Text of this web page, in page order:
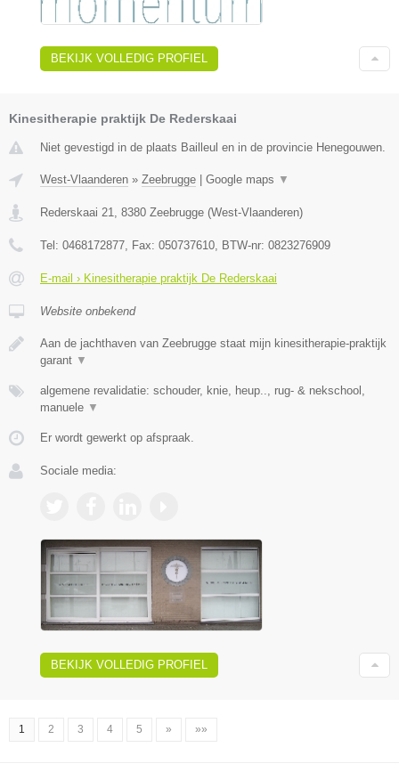
BEKIJK VOLLEDIG PROFIEL
Kinesitherapie praktijk De Rederskaai
Niet gevestigd in de plaats Bailleul en in de provincie Henegouwen.
West-Vlaanderen » Zeebrugge | Google maps ▼
Rederskaai 21 8380 Zeebrugge (West-Vlaanderen)
Tel: 0468172877 , Fax: 050737610 , BTW-nr: 0823276909
E-mail › Kinesitherapie praktijk De Rederskaai
Website onbekend
Aan de jachthaven van Zeebrugge staat mijn kinesitherapie-praktijk
garant ▼
algemene revalidatie: schouder, knie, heup.., rug- & nekschool,
manuele ▼
Er wordt gewerkt op afspraak.
Sociale media:
BEKIJK VOLLEDIG PROFIEL
1 2 3 4 5 » »»